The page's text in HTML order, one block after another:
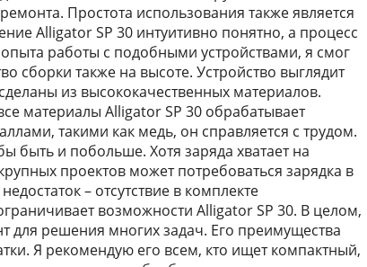
Простота использования также является
Alligator SP 30 интуитивно понятно, а процесс
работы с подобными устройствами, я смог
сборки также на высоте. Устройство выглядит
из высококачественных материалов.
материалы Alligator SP 30 обрабатывает
такими как медь, он справляется с трудом.
быть и побольше. Хотя заряда хватает на
проектов может потребоваться зарядка в
– отсутствие в комплекте
возможности Alligator SP 30. В целом,
для решения многих задач. Его преимущества
Я рекомендую его всем, кто ищет компактный,